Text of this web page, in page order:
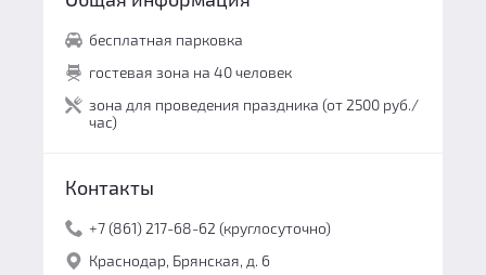
бесплатная парковка
гостевая зона на 40 человек
зона для проведения праздника (от 2500 руб./
час)
Контакты
+7 (861) 217-68-62 (круглосуточно)
Краснодар, Брянская, д. 6